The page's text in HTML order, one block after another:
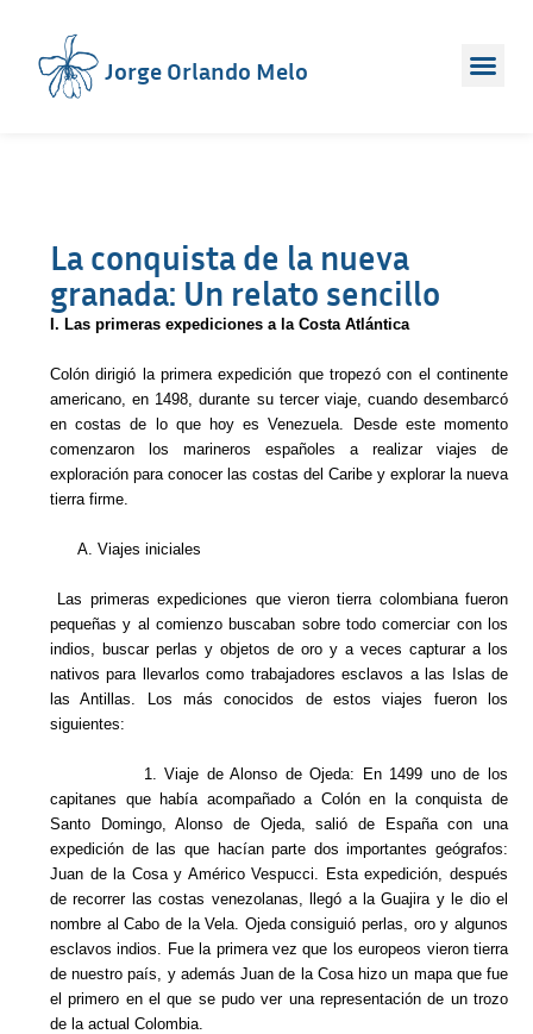
Jorge Orlando Melo
La conquista de la nueva
granada: Un relato sencillo
I. Las primeras expediciones a la Costa Atlántica
Colón dirigió la primera expedición que tropezó con el continente
americano, en 1498, durante su tercer viaje, cuando desembarcó
en costas de lo que hoy es Venezuela. Desde este momento
comenzaron los marineros españoles a realizar viajes de
exploración para conocer las costas del Caribe y explorar la nueva
tierra firme.
A. Viajes iniciales
Las primeras expediciones que vieron tierra colombiana fueron
pequeñas y al comienzo buscaban sobre todo comerciar con los
indios, buscar perlas y objetos de oro y a veces capturar a los
nativos para llevarlos como trabajadores esclavos a las Islas de
las Antillas. Los más conocidos de estos viajes fueron los
siguientes:
1. Viaje de Alonso de Ojeda: En 1499 uno de los
capitanes que había acompañado a Colón en la conquista de
Santo Domingo, Alonso de Ojeda, salió de España con una
expedición de las que hacían parte dos importantes geógrafos:
Juan de la Cosa y Américo Vespucci. Esta expedición, después
de recorrer las costas venezolanas, llegó a la Guajira y le dio el
nombre al Cabo de la Vela. Ojeda consiguió perlas, oro y algunos
esclavos indios. Fue la primera vez que los europeos vieron tierra
de nuestro país, y además Juan de la Cosa hizo un mapa que fue
el primero en el que se pudo ver una representación de un trozo
de la actual Colombia.